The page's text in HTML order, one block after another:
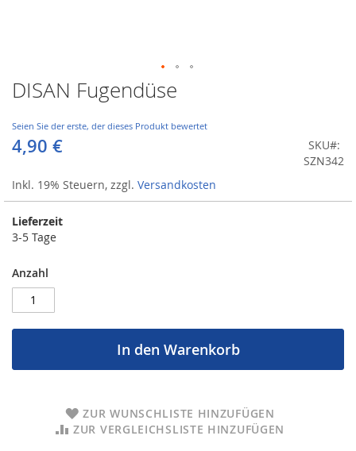
DISAN Fugendüse
Seien Sie der erste, der dieses Produkt bewertet
4,90 €
Inkl. 19% Steuern, zzgl. Versandkosten
SKU
SZN342
Lieferzeit
3-5 Tage
Anzahl
In den Warenkorb
ZUR WUNSCHLISTE HINZUFÜGEN
ZUR VERGLEICHSLISTE HINZUFÜGEN
Zum
Anfang
Bildergalerie
springen